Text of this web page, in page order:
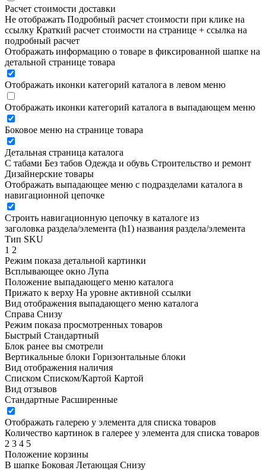
Расчет стоимости доставки
Не отображать Подробный расчет стоимости при клике на
ссылку Краткий расчет стоимости на странице + ссылка на
подробный расчет
Отображать информацию о товаре в фиксированной шапке на
детальной странице товара
Отображать иконки категорий каталога в левом меню
Отображать иконки категорий каталога в выпадающем меню
Боковое меню на странице товара
Детальная страница каталога
С табами Без табов Одежда и обувь Строительство и ремонт
Дизайнерские товары
Отображать выпадающее меню с подразделами каталога в
навигационной цепочке
Строить навигационную цепочку в каталоге из
заголовка раздела/элемента (h1) названия раздела/элемента
Тип SKU
1 2
Режим показа детальной картинки
Всплывающее окно Лупа
Положение выпадающего меню каталога
Прижато к верху На уровне активной ссылки
Вид отображения выпадающего меню каталога
Справа Снизу
Режим показа просмотренных товаров
Быстрый Стандартный
Блок ранее вы смотрели
Вертикальные блоки Горизонтальные блоки
Вид отображения наличия
Списком Списком/Картой Картой
Вид отзывов
Стандартные Расширенные
Отображать галерею у элемента для списка товаров
Количество картинок в галерее у элемента для списка товаров
2 3 4 5
Положение корзины
В шапке Боковая Летающая Снизу